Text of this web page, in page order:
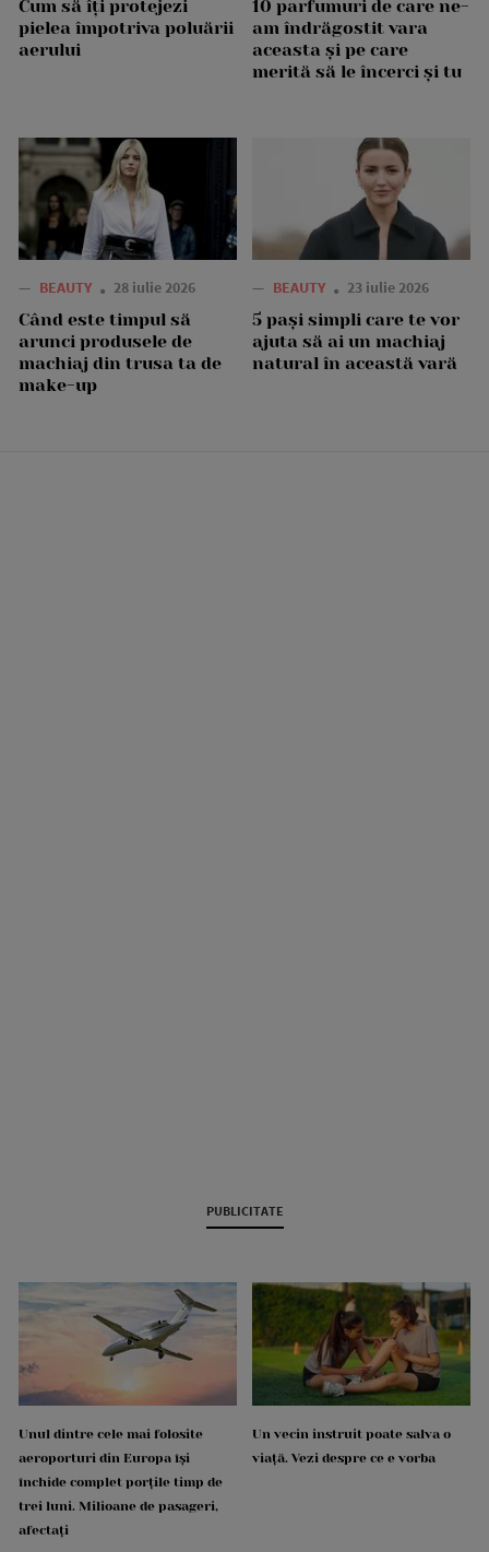
Cum să îți protejezi
pielea împotriva poluării
aerului
10 parfumuri de care ne-
am îndrăgostit vara
aceasta și pe care
merită să le încerci și tu
— BEAUTY 28 iulie 2026
Când este timpul să
arunci produsele de
machiaj din trusa ta de
make-up
— BEAUTY 23 iulie 2026
5 pași simpli care te vor
ajuta să ai un machiaj
natural în această vară
PUBLICITATE
Unul dintre cele mai folosite
aeroporturi din Europa își
închide complet porțile timp de
trei luni. Milioane de pasageri,
afectați
Un vecin instruit poate salva o
viață. Vezi despre ce e vorba